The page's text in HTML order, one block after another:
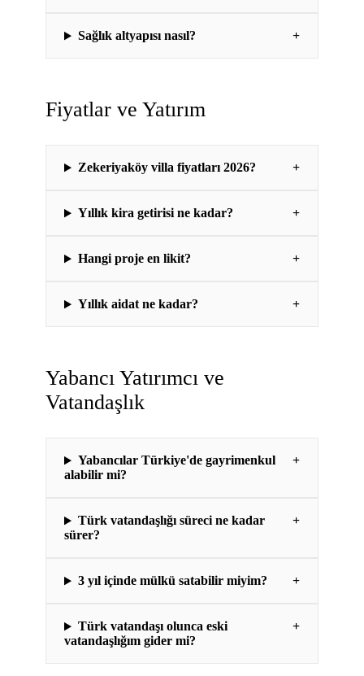
Sağlık altyapısı nasıl? +
Fiyatlar ve Yatırım
Zekeriyaköy villa fiyatları 2026? +
Yıllık kira getirisi ne kadar? +
Hangi proje en likit? +
Yıllık aidat ne kadar? +
Yabancı Yatırımcı ve
Vatandaşlık
Yabancılar Türkiye'de gayrimenkul
alabilir mi?
+
Türk vatandaşlığı süreci ne kadar
sürer?
+
3 yıl içinde mülkü satabilir miyim? +
Türk vatandaşı olunca eski
vatandaşlığım gider mi?
+